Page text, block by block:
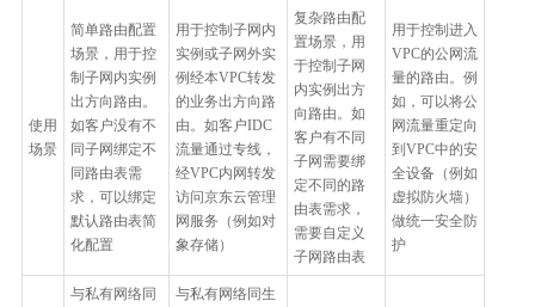
使用
场景
简单路由配置
场景，用于控
制子网内实例
出方向路由。
如客户没有不
同子网绑定不
同路由表需
求，可以绑定
默认路由表简
化配置
用于控制子网内
实例或子网外实
例经本VPC转发
的业务出方向路
由。如客户IDC
流量通过专线，
经VPC内网转发
访问京东云管理
网服务（例如对
象存储）
复杂路由配
置场景，用
于控制子网
内实例出方
向路由。如
客户有不同
子网需要绑
定不同的路
由表需求，
需要自定义
子网路由表
用于控制进入
VPC的公网流
量的路由。例
如，可以将公
网流量重定向
到VPC中的安
全设备（例如
虚拟防火墙）
做统一安全防
护
与私有网络同
与私有网络同生